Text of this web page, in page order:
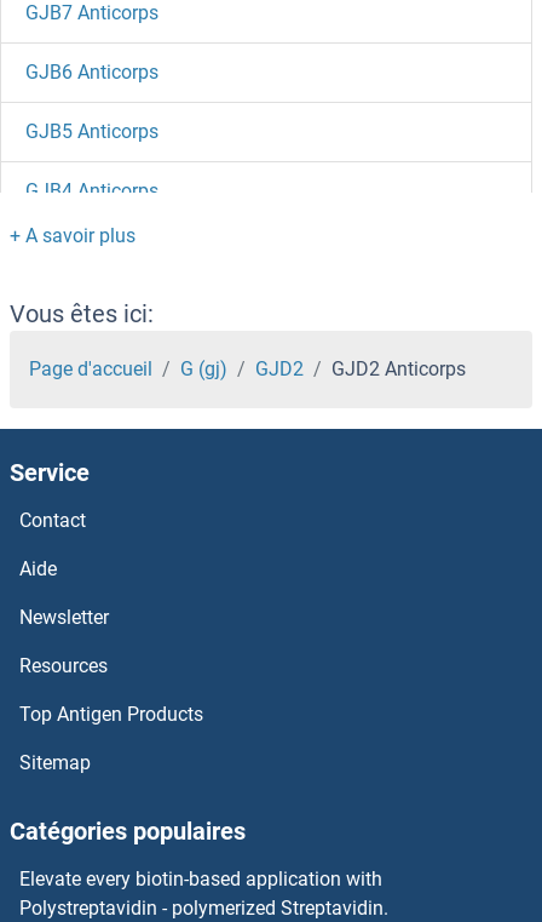
GJB7 Anticorps
GJB6 Anticorps
GJB5 Anticorps
GJB4 Anticorps
GJB2 Anticorps
GJB1 Anticorps
GJA9 Anticorps
GJA8 Anticorps
GJA4 Anticorps
GJa10 Anticorps
GIT2 Anticorps
GIT1 Anticorps
GIPR Anticorps
GIPC3 Anticorps
Vous êtes ici:
Page d'accueil G (gj) GJD2 GJD2 Anticorps
Service
Contact
Aide
Newsletter
Resources
Top Antigen Products
Sitemap
Catégories populaires
Elevate every biotin-based application with
Polystreptavidin - polymerized Streptavidin.